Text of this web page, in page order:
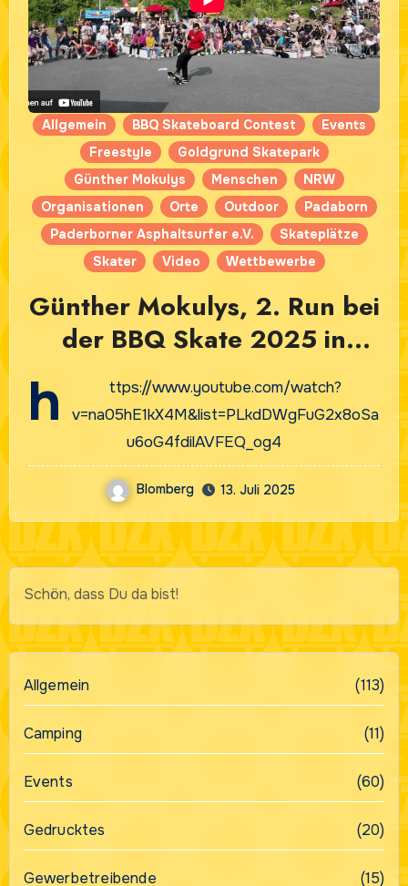
Allgemein BBQ Skateboard Contest
Events
Freestyle
Goldgrund Skatepark
Günther Mokulys
Menschen
NRW
Organisationen
Orte Outdoor
Padaborn
Paderborner Asphaltsurfer e.V.
Skateplätze
Skater
Video Wettbewerbe
Günther Mokulys, 2. Run bei
der BBQ Skate 2025 in
Paderborn
h
ttps://www.youtube.com/watch?
v=na05hE1kX4M&list=PLkdDWgFuG2x8oSa
u6oG4fdilAVFEQ_og4
Blomberg 13. Juli 2025
Schön, dass Du da bist!
Allgemein (113)
Camping (11)
Events (60)
Gedrucktes (20)
Gewerbetreibende (15)